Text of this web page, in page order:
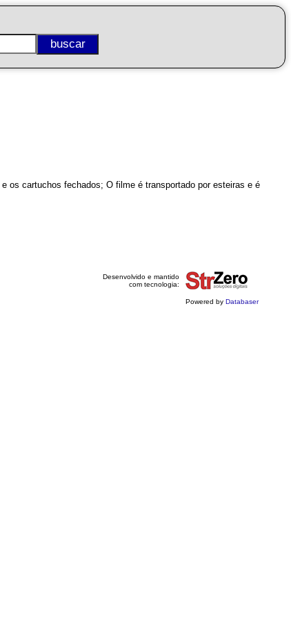
os cartuchos fechados; O filme é transportado por esteiras e é
Desenvolvido e mantido
com tecnologia:
Powered by Databaser